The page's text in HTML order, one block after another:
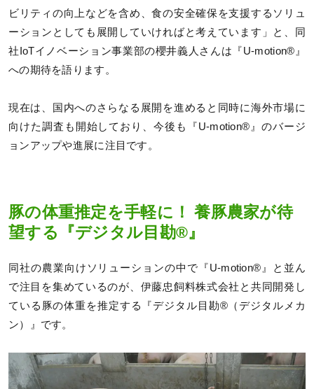
ビリティの向上などを含め、食の安全確保を支援するソリュ
ーションとしても展開していければと考えています」と、同
社IoTイノベーション事業部の櫻井義人さんは『U-motion®』
への期待を語ります。
現在は、国内へのさらなる展開を進めると同時に海外市場に
向けた調査も開始しており、今後も『U-motion®』のバージ
ョンアップや進展に注目です。
豚の体重推定を手軽に！ 養豚農家が待
望する『デジタル目勘®』
同社の農業向けソリューションの中で『U-motion®』と並ん
で注目を集めているのが、伊藤忠飼料株式会社と共同開発し
ている豚の体重を推定する『デジタル目勘®（デジタルメカ
ン）』です。